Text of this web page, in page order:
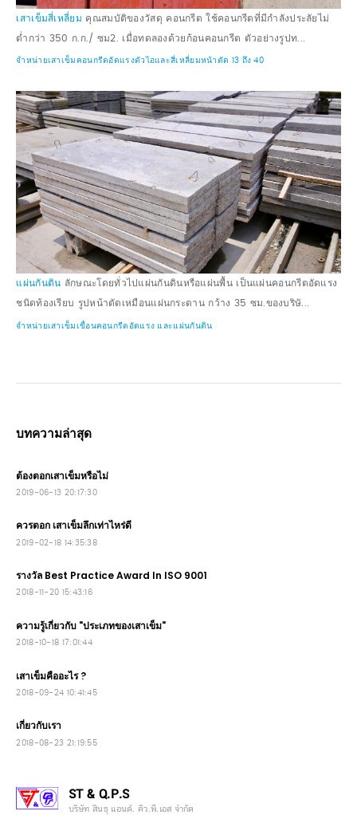
เสาเข็มสี่เหลี่ยม คุณสมบัติของวัสดุ คอนกรีต ใช้คอนกรีตที่มีกำลังประลัยไม่
ต่ำกว่า 350 ก.ก./ ซม2. เมื่อทดลองด้วยก้อนคอนกรีต ตัวอย่างรูปท...
จำหน่ายเสาเข็มคอนกรีตอัดแรงตัวไอและสี่เหลี่ยมหน้าตัด 13 ถึง 40
แผ่นกันดิน ลักษณะโดยทั่วไปแผ่นกันดินหรือแผ่นพื้น เป็นแผ่นคอนกรีตอัดแรง
ชนิดท้องเรียบ รูปหน้าตัดเหมือนแผ่นกระดาน กว้าง 35 ซม.ของบริษั...
จำหน่ายเสาเข็มเขื่อนคอนกรีตอัดแรง และแผ่นกันดิน
บทความล่าสุด
ต้องตอกเสาเข็มหรือไม่
2019-06-13 20:17:30
ควรตอก เสาเข็มลึกเท่าไหร่ดี
2019-02-18 14:35:38
รางวัล Best Practice Award In ISO 9001
2018-11-20 15:43:16
ความรู้เกี่ยวกับ "ประเภทของเสาเข็ม"
2018-10-18 17:01:44
เสาเข็มคืออะไร ?
2018-09-24 10:41:45
เกี่ยวกับเรา
2018-08-23 21:19:55
ST & Q.P.S
บริษัท สินธุ แอนด์. คิว.พี.เอส จำกัด